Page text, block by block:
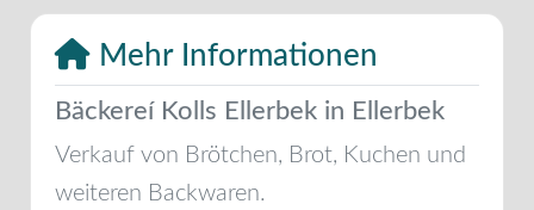
Mehr Informationen
Bäckereí Kolls Ellerbek in Ellerbek
Verkauf von Brötchen, Brot, Kuchen und
weiteren Backwaren.